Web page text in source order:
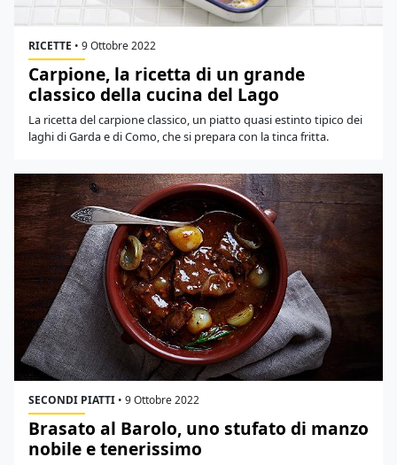
RICETTE • 9 Ottobre 2022
Carpione, la ricetta di un grande
classico della cucina del Lago
La ricetta del carpione classico, un piatto quasi estinto tipico dei
laghi di Garda e di Como, che si prepara con la tinca fritta.
SECONDI PIATTI • 9 Ottobre 2022
Brasato al Barolo, uno stufato di manzo
nobile e tenerissimo